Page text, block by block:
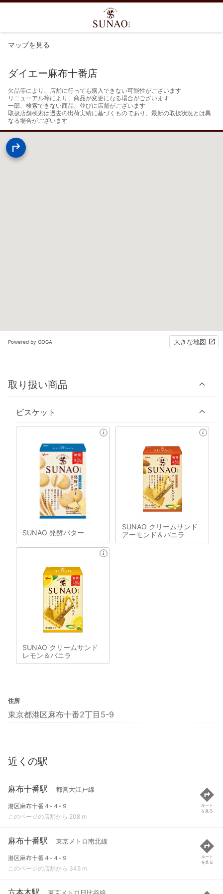
マップを見る
ダイエー麻布十番店
欠品等により、店舗に行っても購入できない可能性がございます
リニューアル等により、商品が変更になる場合がございます
一部、検索できない商品、並びに店舗がございます
取扱店舗検索は過去の出荷実績に基づくものであり、最新の取扱状況とは異
なる場合がございます
Powered by GOGA 大きな地図
取り扱い商品
ビスケット
SUNAO 発酵バター
SUNAO クリームサンド
アーモンド＆バニラ
SUNAO クリームサンド
レモン＆バニラ
住所
東京都港区麻布十番2丁目5-9
近くの駅
麻布十番駅 都営大江戸線
港区麻布十番４-４-９
このページの店舗から 208 m
ルート
を見る
麻布十番駅 東京メトロ南北線
港区麻布十番４-４-９
このページの店舗から 345 m
ルート
を見る
六本木駅